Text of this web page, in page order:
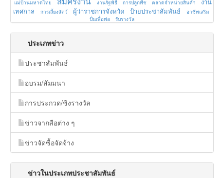
แม่บ้านมหาดไทย งานรัฐพิธี การปลูกพืช ตลาดจำหน่ายสินค้า
เทศกาล
การเลี้ยงสัตว์ ผู้ว่าราชการจังหวัด ป้ายประชาสัมพันธ์
อาชีพเสริม
ปั่นเพื่อพ่อ
รับรางวัล
ประเภทข่าว
ประชาสัมพันธ์
อบรม/สัมมนา
การประกวด/ชิงรางวัล
ข่าวจากสือต่าง ๆ
ข่าวจัดซื้อจัดจ้าง
ข่าวในประเภทประชาสัมพันธ์